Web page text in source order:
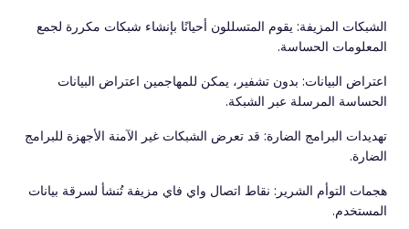
الشبكات المزيفة: يقوم المتسللون أحيانًا بإنشاء شبكات مكررة لجمع
المعلومات الحساسة.
اعتراض البيانات: بدون تشفير، يمكن للمهاجمين اعتراض البيانات
الحساسة المرسلة عبر الشبكة.
تهديدات البرامج الضارة: قد تعرض الشبكات غير الآمنة الأجهزة للبرامج
الضارة.
هجمات التوأم الشرير: نقاط اتصال واي فاي مزيفة تُنشأ لسرقة بيانات
المستخدم.